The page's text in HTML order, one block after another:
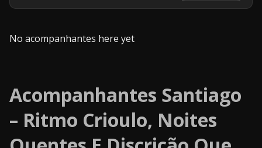
No acompanhantes here yet
Acompanhantes Santiago
– Ritmo Crioulo, Noites